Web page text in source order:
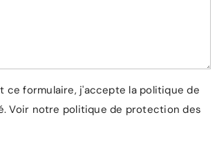
ce formulaire, j'accepte la politique de
Voir notre politique de protection des